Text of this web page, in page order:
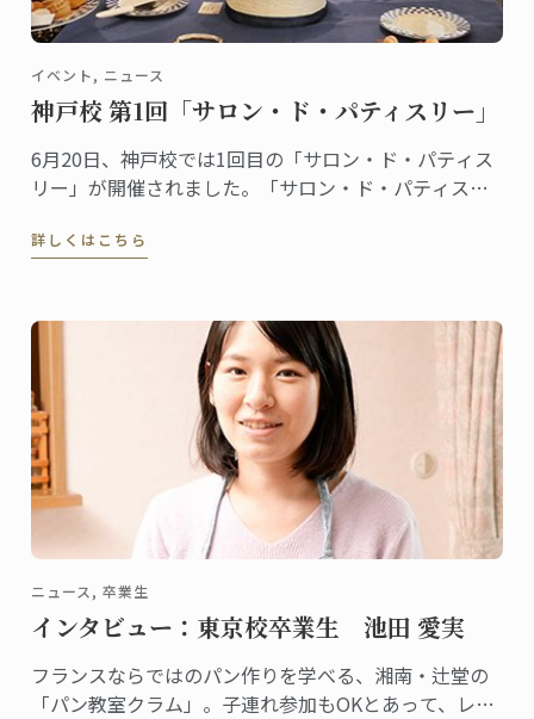
イベント, ニュース
神戸校 第1回「サロン・ド・パティスリー」
6月20日、神戸校では1回目の「サロン・ド・パティス
リー」が開催されました。「サロン・ド・パティスリ
す。
詳しくはこちら
ニュース, 卒業生
インタビュー：東京校卒業生 池田 愛実
フランスならではのパン作りを学べる、湘南・辻堂の
「パン教室クラム」。子連れ参加もOKとあって、レッ